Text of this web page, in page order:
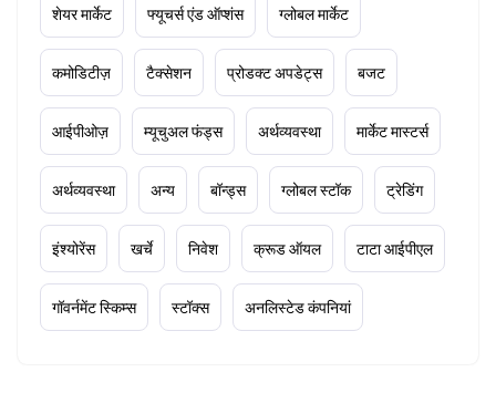
शेयर मार्केट फ्यूचर्स एंड ऑप्शंस ग्लोबल मार्केट
कमोडिटीज़ टैक्सेशन प्रोडक्ट अपडेट्स बजट
आईपीओज़ म्यूचुअल फंड्स अर्थव्यवस्था मार्केट मास्टर्स
अर्थव्यवस्था अन्य बॉन्ड्स ग्लोबल स्टॉक ट्रेडिंग
इंश्योरेंस खर्चे निवेश क्रूड ऑयल टाटा आईपीएल
गॉवर्नमेंट स्किम्स स्टॉक्स अनलिस्टेड कंपनियां